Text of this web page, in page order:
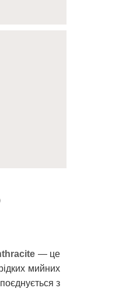
— це
мийних
з